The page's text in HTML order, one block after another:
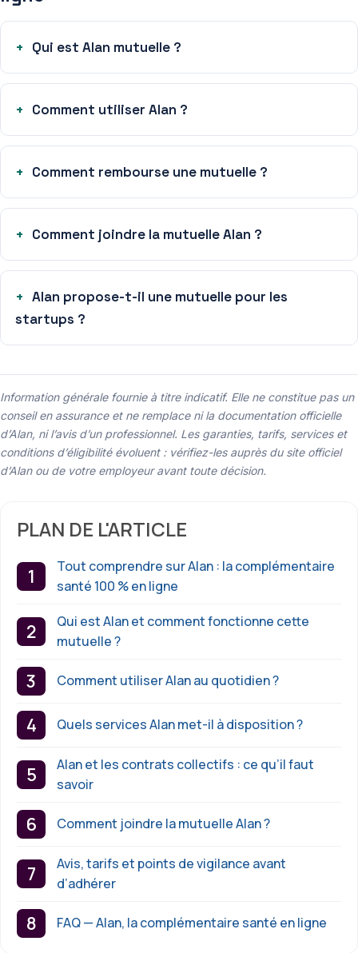
Qui est Alan mutuelle ?
Comment utiliser Alan ?
Comment rembourse une mutuelle ?
Comment joindre la mutuelle Alan ?
Alan propose-t-il une mutuelle pour les
startups ?
Information générale fournie à titre indicatif. Elle ne constitue pas un
conseil en assurance et ne remplace ni la documentation officielle
d’Alan, ni l’avis d’un professionnel. Les garanties, tarifs, services et
conditions d’éligibilité évoluent : vérifiez-les auprès du site officiel
d’Alan ou de votre employeur avant toute décision.
PLAN DE L'ARTICLE
Tout comprendre sur Alan : la complémentaire
santé 100 % en ligne
Qui est Alan et comment fonctionne cette
mutuelle ?
Comment utiliser Alan au quotidien ?
Quels services Alan met-il à disposition ?
Alan et les contrats collectifs : ce qu’il faut
savoir
Comment joindre la mutuelle Alan ?
Avis, tarifs et points de vigilance avant
d’adhérer
FAQ — Alan, la complémentaire santé en ligne